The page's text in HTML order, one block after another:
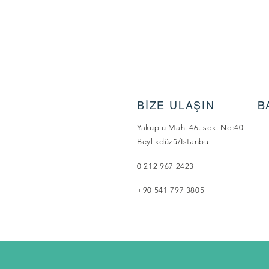
BİZE ULAŞIN
Yakuplu Mah. 46. sok. No:40
Beylikdüzü/Istanbul
0 212 967 2423
+90 541 797 3805